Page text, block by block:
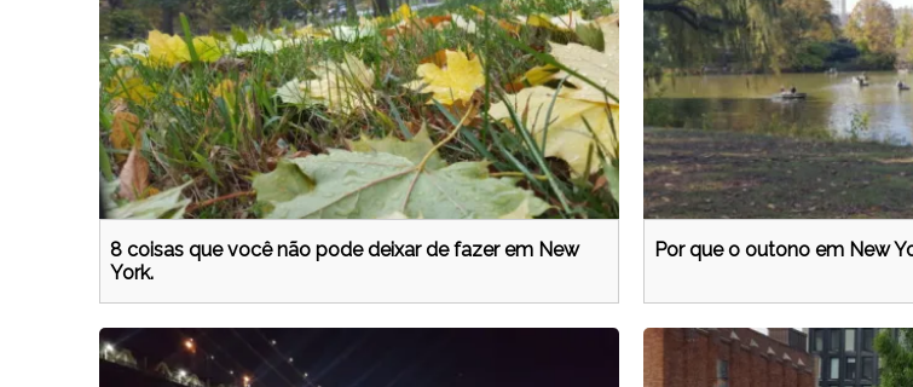
8 coisas que você não pode deixar de fazer em New
York.
Por que o outono em New